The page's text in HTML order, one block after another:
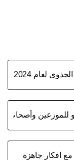
لعام 2024
مع افكار جاهزة